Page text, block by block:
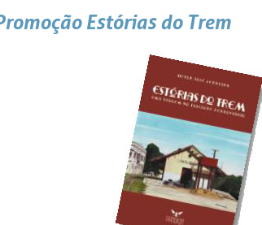
Estórias do Trem